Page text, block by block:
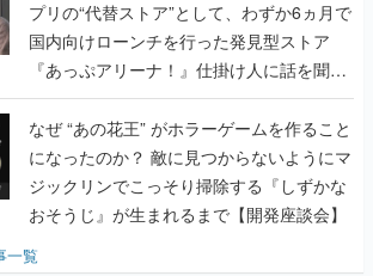
プリの“代替ストア”として、わずか6ヵ月で
国内向けローンチを行った発見型ストア
『あっぷアリーナ！』仕掛け人に話を聞い
てみた
なぜ “あの花王” がホラーゲームを作ること
になったのか？ 敵に見つからないようにマ
ジックリンでこっそり掃除する『しずかな
おそうじ』が生まれるまで【開発座談会】
一覧